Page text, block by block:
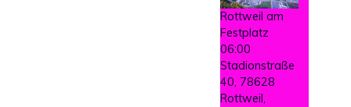
Rottweil am
Festplatz
06:00
Stadionstraße
40, 78628
Rottweil,